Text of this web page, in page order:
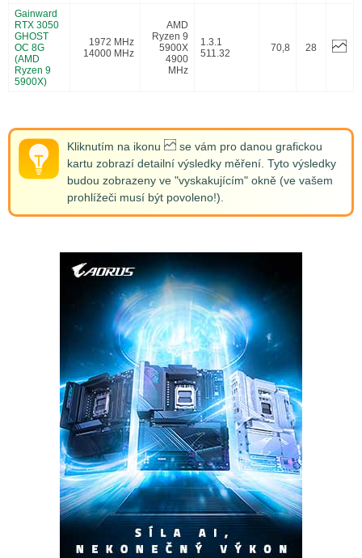
Gainward
RTX 3050
GHOST
OC 8G
(AMD
Ryzen 9
5900X)
1972 MHz
14000 MHz
AMD
Ryzen 9
5900X
4900
MHz
1.3.1
511.32
70,8 28
Kliknutím na ikonu
se vám pro danou grafickou
kartu zobrazí detailní výsledky měření. Tyto výsledky
budou zobrazeny ve "vyskakujícím" okně (ve vašem
prohlížeči musí být povoleno!).